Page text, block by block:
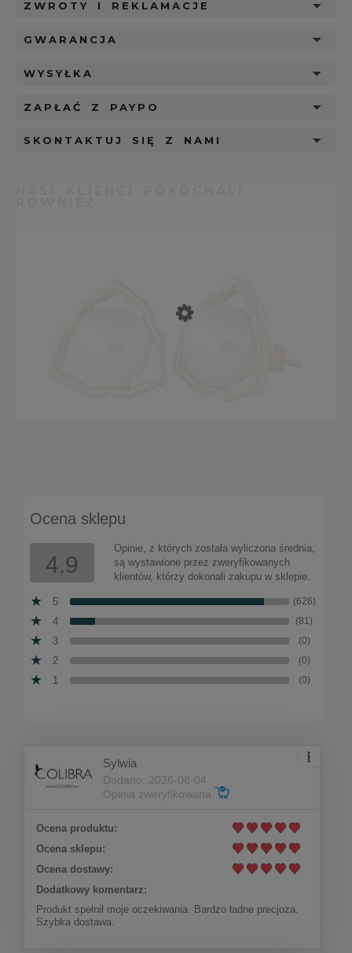
ZWROTY I REKLAMACJE
GWARANCJA
WYSYŁKA
ZAPŁAĆ Z PAYPO
SKONTAKTUJ SIĘ Z NAMI
Do koszyka
Wiszące kolczyki z perełką (P24/ZIM/17AU)
79,00 zł Do koszyka
Ocena sklepu
4.9
Opinie, z których została wyliczona średnia,
są wystawione przez zweryfikowanych
klientów, którzy dokonali zakupu w sklepie.
5 (626)
4 (81)
3 (0)
2 (0)
1 (0)
Sylwia
Dodano: 2026-08-04
Opinia zweryfikowana
Ocena produktu:
Ocena sklepu:
Ocena dostawy:
Dodatkowy komentarz:
Produkt spełnił moje oczekiwania. Bardzo ładne precjoza.
Szybka dostawa.